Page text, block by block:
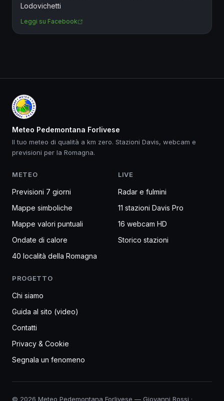
Lodovichetti
Leggi su Facebook
Meteo Pedemontana Forlivese
Il tuo meteo di qualità a km zero. Stazioni Davis, webcam e
previsioni per la Romagna.
METEO
Previsioni 7 giorni
Mappe simboliche
Mappe valori puntuali
Ondate di calore
40 località della Romagna
LIVE
Radar e fulmini
11 stazioni Davis Pro
16 webcam HD
Storico stazioni
PROGETTO
Chi siamo
Guida al sito (video)
Contatti
Privacy & Cookie
Segnala un fenomeno
© 2026 Meteo Pedemontana Forlivese — Giovanni Rossi ·